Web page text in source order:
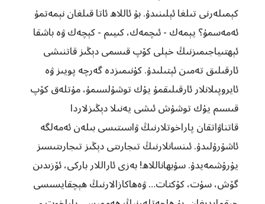
كېمىلەرنى تىلغا ئېلىنىدۇ. بۇ ئاللاھ ئاتا قىلغان نېمەتمۇ
ئەمەسمۇ؟ يېمەك - ئىچمەك، كىيىم - كېچەك ۋە باشقا
ئېھتىياجىمىزنىڭ خېلى كۆپ قىسمى دېڭىز قاتنىشى
ئارقىلىق تەمىن ئېتىلىدۇ. كۈنىمىزدە گەرچە پويىز ۋە
ئايروپىلانلار ئارقىلىقمۇ يۈك توشۇلسىمۇ، مۇتلەق كۆپ
قىسىم يۈك توشۇش ئىشى يەنىلا دېڭىزلاردا
قاتناۋاتقان پاراخوتلارنىڭ ۋاسىتىسى بىلەن ئەمەلگە
ئاشۇرۇلىدۇ. ئىنسانلارنىڭ تىجارىتى دېڭىز تىجارىتىسىز
يۈرۈشمەيدۇ. سۇبھاناللاھ! بەزى ئاراللار باركى، ئۆزىدىن
گۆش، سۈت، كۆكتات… ۋەھاكازالارنىڭ ھېچقايسىسى